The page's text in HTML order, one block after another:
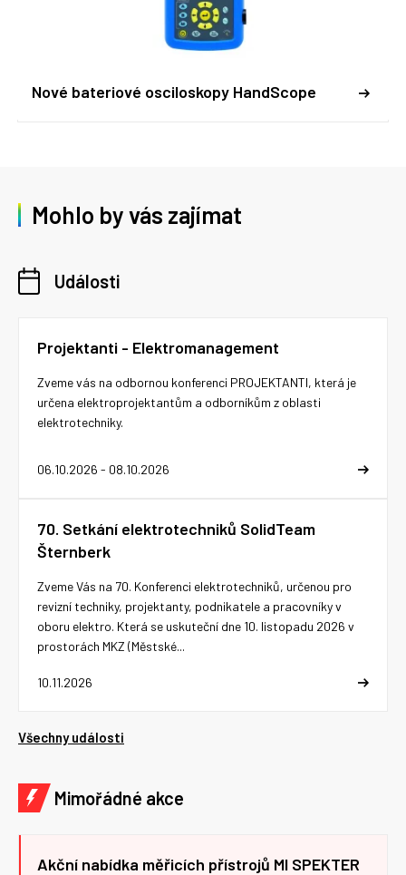
Nové bateriové osciloskopy HandScope
Mohlo by vás zajímat
Události
Projektanti - Elektromanagement
06.10.2026 - 08.10.2026
Zveme vás na odbornou konferenci PROJEKTANTI, která je
určena elektroprojektantům a odborníkům z oblasti
elektrotechniky.
70. Setkání elektrotechniků SolidTeam
Šternberk
10.11.2026
Zveme Vás na 70. Konferenci elektrotechniků, určenou pro
revizní techniky, projektanty, podnikatele a pracovníky v
oboru elektro. Která se uskuteční dne 10. listopadu 2026 v
prostorách MKZ (Městské...
Všechny události
Mimořádné akce
Akční nabídka měřicích přístrojů MI SPEKTER